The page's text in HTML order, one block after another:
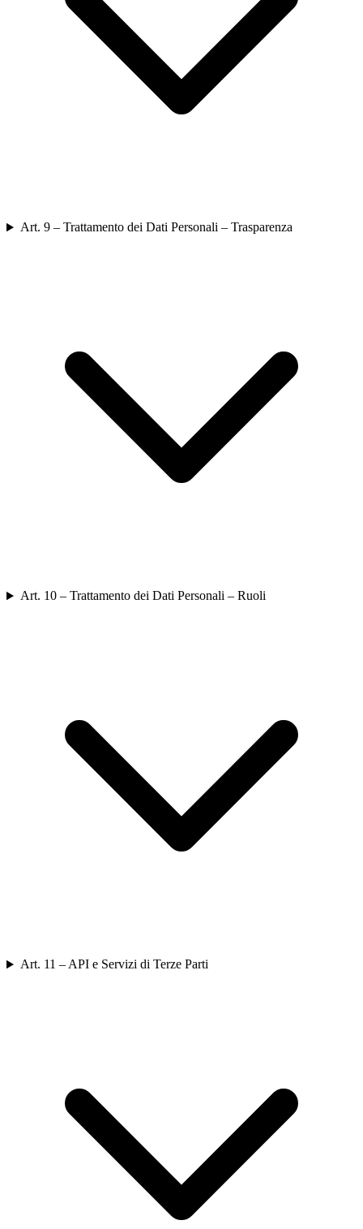
Art. 9 – Trattamento dei Dati Personali – Trasparenza
Art. 10 – Trattamento dei Dati Personali – Ruoli
Art. 11 – API e Servizi di Terze Parti